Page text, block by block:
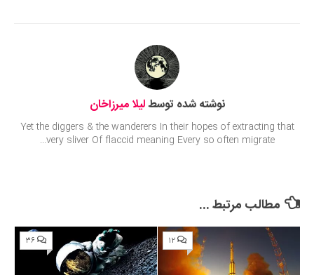
نوشته شده توسطلیلا میرزاخان
Yet the diggers & the wanderers In their hopes of extracting that
very sliver Of flaccid meaning Every so often migrate...
مطالب مرتبط ...
۱۲ ۳۶